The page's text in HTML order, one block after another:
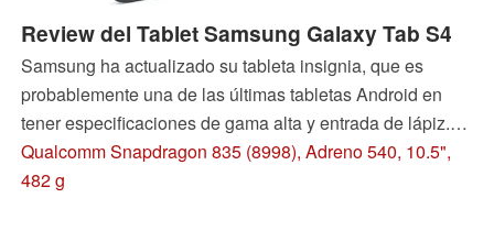
Review del Tablet Samsung Galaxy Tab S4
Samsung ha actualizado su tableta insignia, que es
probablemente una de las últimas tabletas Android en
tener especificaciones de gama alta y entrada de lápiz.
Sin embargo, la Tab Galaxy Tab S4 tiene algunas
deficiencias. Descubra en qué áreas la Tab S4 se queda
Qualcomm Snapdragon 835 (8998), Adreno 540, 10.5",
482 g